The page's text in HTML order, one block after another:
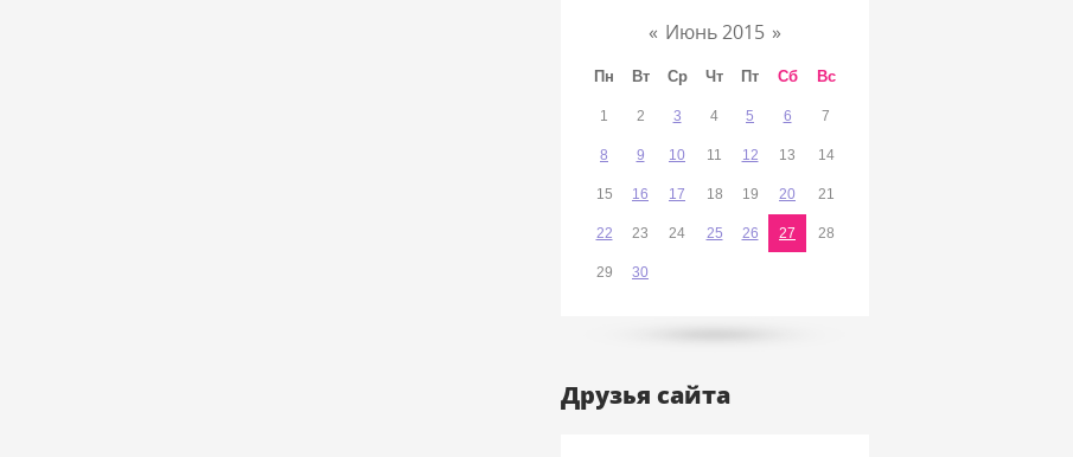
« Июнь 2015 »
Пн Вт Ср Чт Пт Сб Вс
1 2 3 4 5 6 7
8 9 10 11 12 13 14
15 16 17 18 19 20 21
22 23 24 25 26 27 28
29 30
Друзья сайта